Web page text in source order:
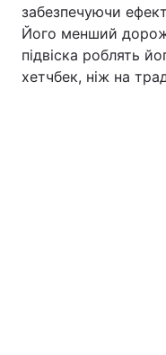
забезпечуючи
Його менший
підвіска роблять
хетчбек, ніж на